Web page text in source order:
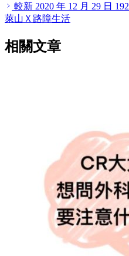
較新 2020 年 12 月 29 日
萊山Ｘ路障生活
相關文章